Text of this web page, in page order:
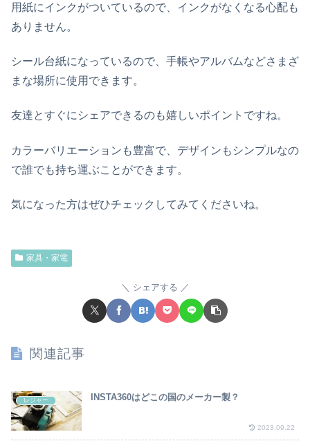
用紙にインクがついているので、インクがなくなる心配も
ありません。
シール台紙になっているので、手帳やアルバムなどさまざ
まな場所に使用できます。
友達とすぐにシェアできるのも嬉しいポイントですね。
カラーバリエーションも豊富で、デザインもシンプルなの
で誰でも持ち運ぶことができます。
気になった方はぜひチェックしてみてくださいね。
家具・家電
シェアする
関連記事
レジャー INSTA360はどこの国のメーカー製？
2023.09.22